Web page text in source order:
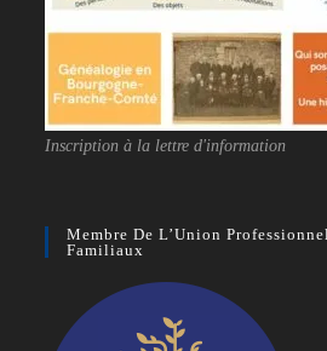
Inscription à la lettre d'information
Membre De L’Union
Familiaux